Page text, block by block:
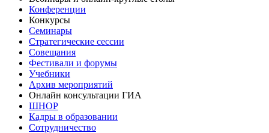
Конференции
Конкурсы
Семинары
Стратегические сессии
Совещания
Фестивали и форумы
Учебники
Архив мероприятий
Онлайн консультации ГИА
ШНОР
Кадры в образовании
Сотрудничество